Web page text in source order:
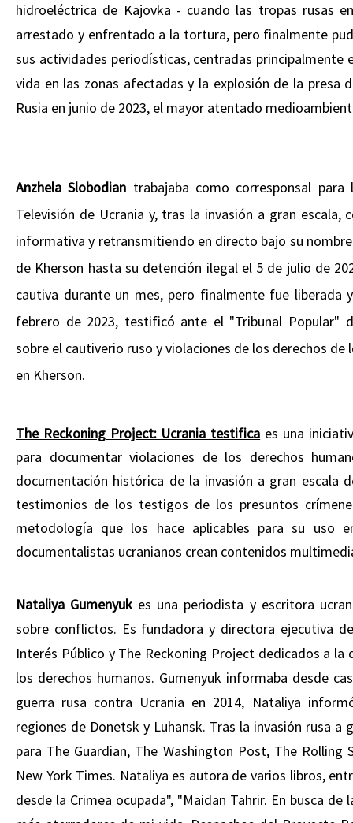
hidroeléctrica de Kajovka - cuando las tropas rusas
arrestado y enfrentado a la tortura, pero finalmente
sus actividades periodísticas, centradas principalmente
vida en las zonas afectadas y la explosión de la presa
Rusia en junio de 2023, el mayor atentado
Anzhela Slobodian trabajaba como corresponsal
Televisión de Ucrania y, tras la invasión a gran escala,
informativa y retransmitiendo en directo bajo su
de Kherson hasta su detención ilegal el 5 de julio de
cautiva durante un mes, pero finalmente fue liberada
febrero de 2023, testificó ante el "Tribunal Popular"
sobre el cautiverio ruso y violaciones de los derechos
en Kherson.
The Reckoning Project: Ucrania testifica es una
para documentar violaciones de los derechos
documentación histórica de la invasión a gran escala
testimonios de los testigos de los presuntos
metodología que los hace aplicables para su uso
documentalistas ucranianos crean contenidos
Nataliya Gumenyuk es una periodista y escritora
sobre conflictos. Es fundadora y directora ejecutiva
Interés Público y The Reckoning Project dedicados a
los derechos humanos. Gumenyuk informaba desde
guerra rusa contra Ucrania en 2014, Nataliya
regiones de Donetsk y Luhansk. Tras la invasión rusa a
para The Guardian, The Washington Post, The Rolling
New York Times. Nataliya es autora de varios libros,
desde la Crimea ocupada", "Maidan Tahrir. En busca